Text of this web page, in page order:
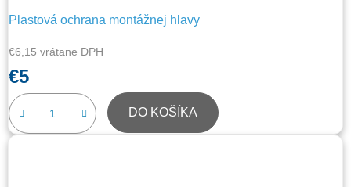
Plastová ochrana montážnej hlavy
€6,15 vrátane DPH
€5
DO KOŠÍKA